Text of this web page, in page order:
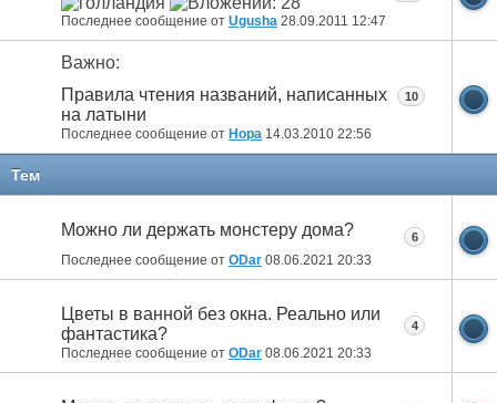
Последнее сообщение от Ugusha 28.09.2011 12:47
Важно:
Правила чтения названий, написанных
на латыни
Последнее сообщение от Нора 14.03.2010 22:56
10
Тем
Можно ли держать монстеру дома?
Последнее сообщение от ODar 08.06.2021 20:33
6
Цветы в ванной без окна. Реально или
фантастика?
Последнее сообщение от ODar 08.06.2021 20:33
4